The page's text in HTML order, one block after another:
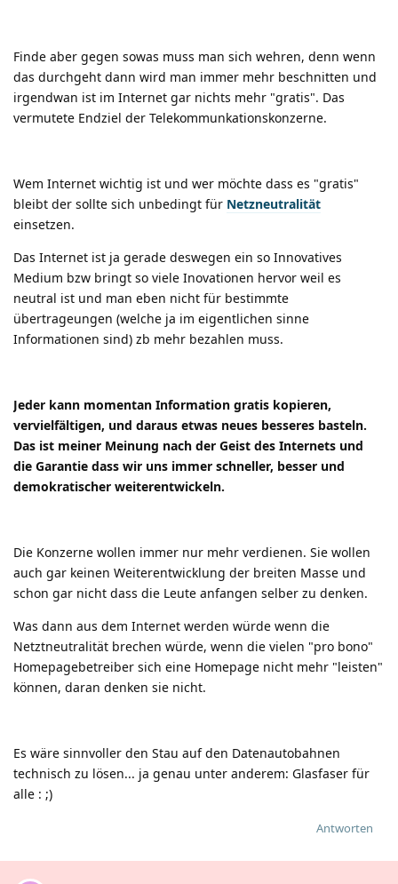
Finde aber gegen sowas muss man sich wehren, denn wenn
das durchgeht dann wird man immer mehr beschnitten und
irgendwan ist im Internet gar nichts mehr "gratis". Das
vermutete Endziel der Telekommunkationskonzerne.
Wem Internet wichtig ist und wer möchte dass es "gratis"
bleibt der sollte sich unbedingt für Netzneutralität
einsetzen.
Das Internet ist ja gerade deswegen ein so Innovatives
Medium bzw bringt so viele Inovationen hervor weil es
neutral ist und man eben nicht für bestimmte
übertrageungen (welche ja im eigentlichen sinne
Informationen sind) zb mehr bezahlen muss.
Jeder kann momentan Information gratis kopieren,
vervielfältigen, und daraus etwas neues besseres basteln.
Das ist meiner Meinung nach der Geist des Internets und
die Garantie dass wir uns immer schneller, besser und
demokratischer weiterentwickeln.
Die Konzerne wollen immer nur mehr verdienen. Sie wollen
auch gar keinen Weiterentwicklung der breiten Masse und
schon gar nicht dass die Leute anfangen selber zu denken.
Was dann aus dem Internet werden würde wenn die
Netztneutralität brechen würde, wenn die vielen "pro bono"
Homepagebetreiber sich eine Homepage nicht mehr "leisten"
können, daran denken sie nicht.
Es wäre sinnvoller den Stau auf den Datenautobahnen
technisch zu lösen... ja genau unter anderem: Glasfaser für
alle : ;)
Antworten